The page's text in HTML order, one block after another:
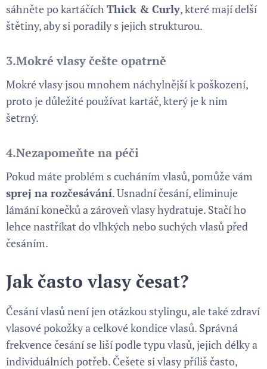
sáhněte po kartáčích Thick & Curly, které mají delší
štětiny, aby si poradily s jejich strukturou.
3.Mokré vlasy češte opatrně
Mokré vlasy jsou mnohem náchylnější k poškození,
proto je důležité používat kartáč, který je k nim
šetrný.
4.Nezapomeňte na péči
Pokud máte problém s cucháním vlasů, pomůže vám
sprej na rozčesávání. Usnadní česání, eliminuje
lámání konečků a zároveň vlasy hydratuje. Stačí ho
lehce nastříkat do vlhkých nebo suchých vlasů před
česáním.
Jak často vlasy česat?
Česání vlasů není jen otázkou stylingu, ale také zdraví
vlasové pokožky a celkové kondice vlasů. Správná
frekvence česání se liší podle typu vlasů, jejich délky a
individuálních potřeb. Češete si vlasy příliš často,